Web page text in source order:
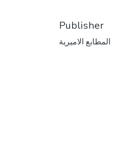
Publisher
المطابع الاميرية